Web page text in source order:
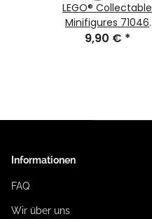
LEGO® Collectable
Minifigures 71046
Series 26 Butler-
9,90 € *
Informationen
FAQ
Wir über uns